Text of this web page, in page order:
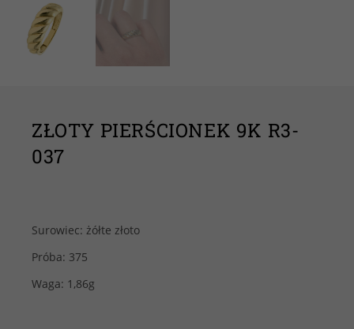
ZŁOTY PIERŚCIONEK 9K R3-
037
Surowiec: żółte złoto
Próba: 375
Waga: 1,86g